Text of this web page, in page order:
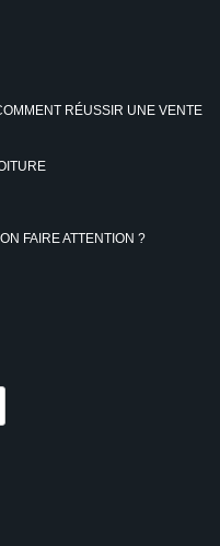
RÉUSSIR UNE VENTE
FAIRE ATTENTION ?